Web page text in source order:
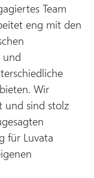
Team
eng mit den
und
Wir
und sind stolz
für Luvata